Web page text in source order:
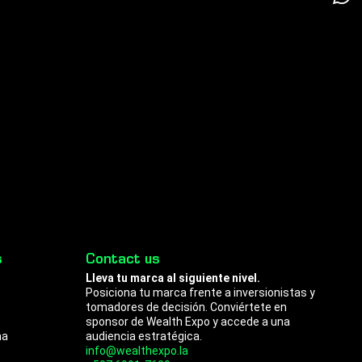
Contact us
Lleva tu marca al siguiente nivel.
Posiciona tu marca frente a inversionistas y
tomadores de decisión. Conviértete en
sponsor de Wealth Expo y accede a una
audiencia estratégica.
info@wealthexpo.la